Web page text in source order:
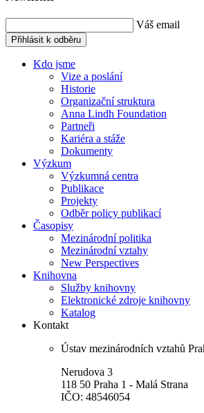
Váš email
Přihlásit k odběru
Kdo jsme
Vize a poslání
Historie
Organizační struktura
Anna Lindh Foundation
Partneři
Kariéra a stáže
Dokumenty
Výzkum
Výzkumná centra
Publikace
Projekty
Odběr policy publikací
Časopisy
Mezinárodní politika
Mezinárodní vztahy
New Perspectives
Knihovna
Služby knihovny
Elektronické zdroje knihovny
Katalog
Kontakt
Ústav mezinárodních vztahů
Nerudova 3
118 50 Praha 1 - Malá Strana
IČO: 48546054